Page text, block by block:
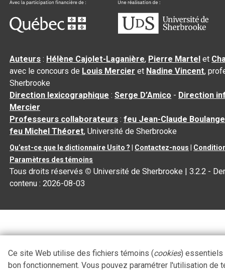
Auteurs : Hélène Cajolet-Laganière, Pierre Martel et
avec le concours de Louis Mercier et Nadine Vincent,
Sherbrooke
Direction lexicographique :Serge D’Amico - Direction
Mercier
Professeurs collaborateurs :feu Jean-Claude
feu Michel Théoret, Université de Sherbrooke
Qu’est-ce que le dictionnaire Usito ? Contactez-nous
Paramètres des témoins
Tous droits réservés © Université de Sherbrooke |3.2.2 -
contenu :2026-08-03
Ce site Web utilise des fichiers témoins (cookies) essentiels
bon fonctionnement. Vous pouvez paramétrer l'utilisation de